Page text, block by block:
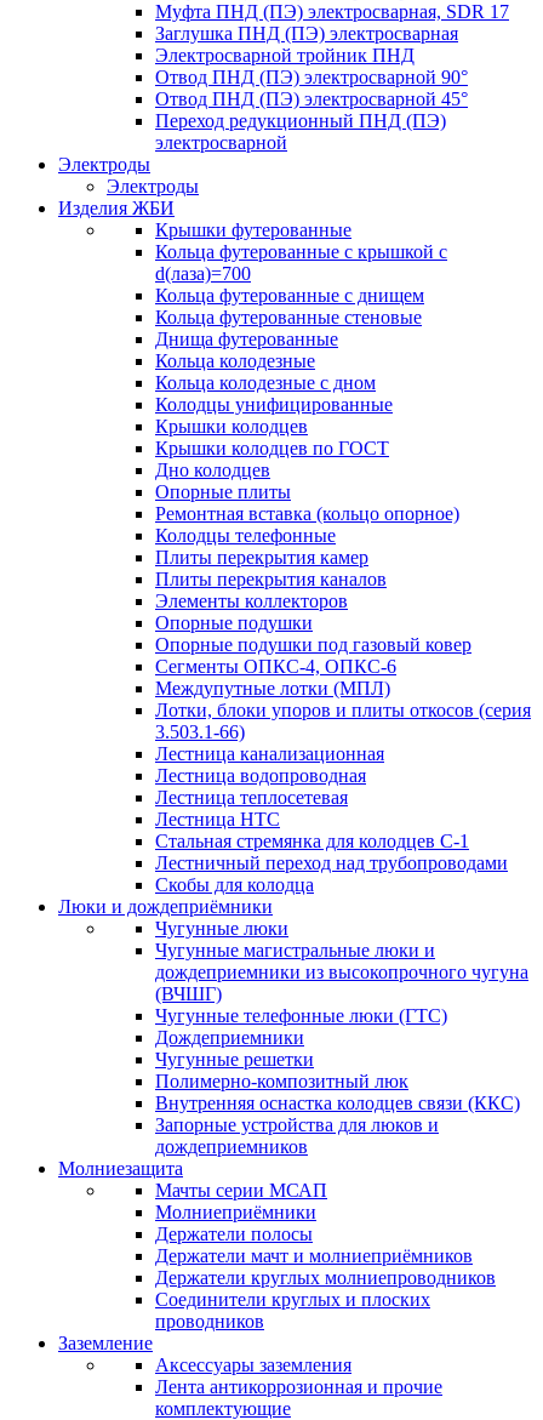
Муфта ПНД (ПЭ) электросварная, SDR 17
Заглушка ПНД (ПЭ) электросварная
Электросварной тройник ПНД
Отвод ПНД (ПЭ) электросварной 90°
Отвод ПНД (ПЭ) электросварной 45°
Переход редукционный ПНД (ПЭ)
электросварной
Электроды
Электроды
Изделия ЖБИ
Крышки футерованные
Кольца футерованные с крышкой с
d(лаза)=700
Кольца футерованные с днищем
Кольца футерованные стеновые
Днища футерованные
Кольца колодезные
Кольца колодезные с дном
Колодцы унифицированные
Крышки колодцев
Крышки колодцев по ГОСТ
Дно колодцев
Опорные плиты
Ремонтная вставка (кольцо опорное)
Колодцы телефонные
Плиты перекрытия камер
Плиты перекрытия каналов
Элементы коллекторов
Опорные подушки
Опорные подушки под газовый ковер
Сегменты ОПКС-4, ОПКС-6
Междупутные лотки (МПЛ)
Лотки, блоки упоров и плиты откосов (серия
3.503.1-66)
Лестница канализационная
Лестница водопроводная
Лестница теплосетевая
Лестница НТС
Стальная стремянка для колодцев С-1
Лестничный переход над трубопроводами
Скобы для колодца
Люки и дождеприёмники
Чугунные люки
Чугунные магистральные люки и
дождеприемники из высокопрочного чугуна
(ВЧШГ)
Чугунные телефонные люки (ГТС)
Дождеприемники
Чугунные решетки
Полимерно-композитный люк
Внутренняя оснастка колодцев связи (ККС)
Запорные устройства для люков и
дождеприемников
Молниезащита
Мачты серии МСАП
Молниеприёмники
Держатели полосы
Держатели мачт и молниеприёмников
Держатели круглых молниепроводников
Cоединители круглых и плоских
проводников
Заземление
Аксессуары заземления
Лента антикоррозионная и прочие
комплектующие